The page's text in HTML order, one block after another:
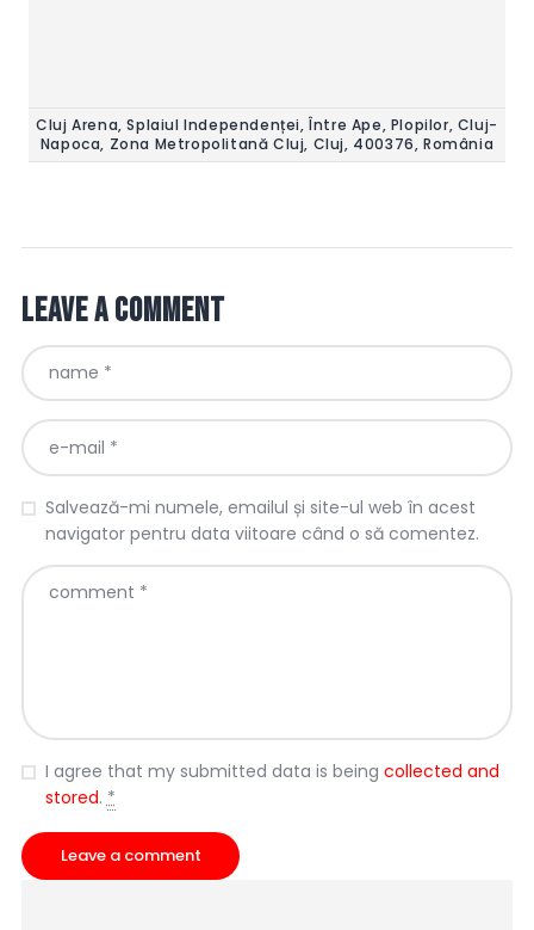
Cluj Arena, Splaiul Independenței, Între Ape, Plopilor, Cluj-
Napoca, Zona Metropolitană Cluj, Cluj, 400376, România
Leave a comment
Salvează-mi numele, emailul și site-ul web în acest
navigator pentru data viitoare când o să comentez.
I agree that my submitted data is being collected and
stored.*